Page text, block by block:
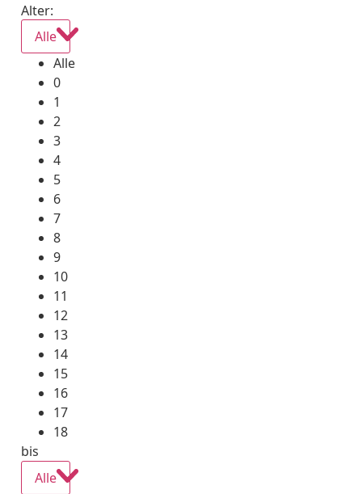
Alter:
Alle
Alle
0
1
2
3
4
5
6
7
8
9
10
11
12
13
14
15
16
17
18
bis
Alle